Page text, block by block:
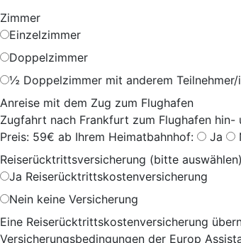
Zimmer
Einzelzimmer
Doppelzimmer
½ Doppelzimmer mit anderem Teilnehmer/
Anreise mit dem Zug zum Flughafen
Zugfahrt nach Frankfurt zum Flughafen hin-
Preis: 59€ ab Ihrem Heimatbahnhof:
Ja
Reiserücktrittsversicherung (bitte auswählen)
Ja Reiserücktrittskostenversicherung
Nein keine Versicherung
Eine Reiserücktrittskostenversicherung
Versicherungsbedingungen der Europ